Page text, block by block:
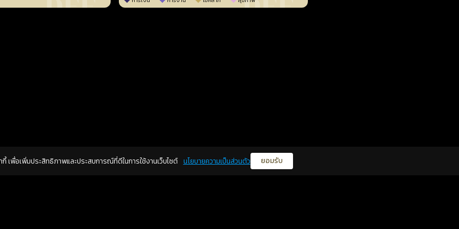
กี้ เพื่อเพิ่มประสิทธิภาพและประสบการณ์ที่ดีในการใช้งานเว็บไซต์ นโยบายความเป็นส่วนตัว ยอมรับ